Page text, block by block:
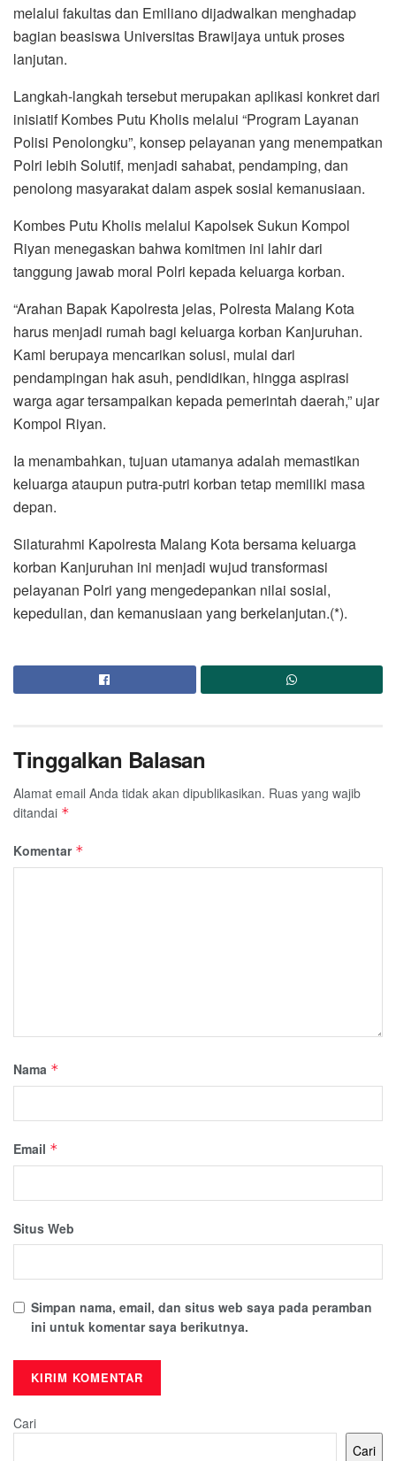
melalui fakultas dan Emiliano dijadwalkan menghadap
bagian beasiswa Universitas Brawijaya untuk proses
lanjutan.
Langkah-langkah tersebut merupakan aplikasi konkret dari
inisiatif Kombes Putu Kholis melalui “Program Layanan
Polisi Penolongku”, konsep pelayanan yang menempatkan
Polri lebih Solutif, menjadi sahabat, pendamping, dan
penolong masyarakat dalam aspek sosial kemanusiaan.
Kombes Putu Kholis melalui Kapolsek Sukun Kompol
Riyan menegaskan bahwa komitmen ini lahir dari
tanggung jawab moral Polri kepada keluarga korban.
“Arahan Bapak Kapolresta jelas, Polresta Malang Kota
harus menjadi rumah bagi keluarga korban Kanjuruhan.
Kami berupaya mencarikan solusi, mulai dari
pendampingan hak asuh, pendidikan, hingga aspirasi
warga agar tersampaikan kepada pemerintah daerah,” ujar
Kompol Riyan.
Ia menambahkan, tujuan utamanya adalah memastikan
keluarga ataupun putra-putri korban tetap memiliki masa
depan.
Silaturahmi Kapolresta Malang Kota bersama keluarga
korban Kanjuruhan ini menjadi wujud transformasi
pelayanan Polri yang mengedepankan nilai sosial,
kepedulian, dan kemanusiaan yang berkelanjutan.(*).
Tinggalkan Balasan
Alamat email Anda tidak akan dipublikasikan. Ruas yang wajib
ditandai *
Komentar *
Nama *
Email *
Situs Web
Simpan nama, email, dan situs web saya pada peramban
ini untuk komentar saya berikutnya.
Cari
Cari